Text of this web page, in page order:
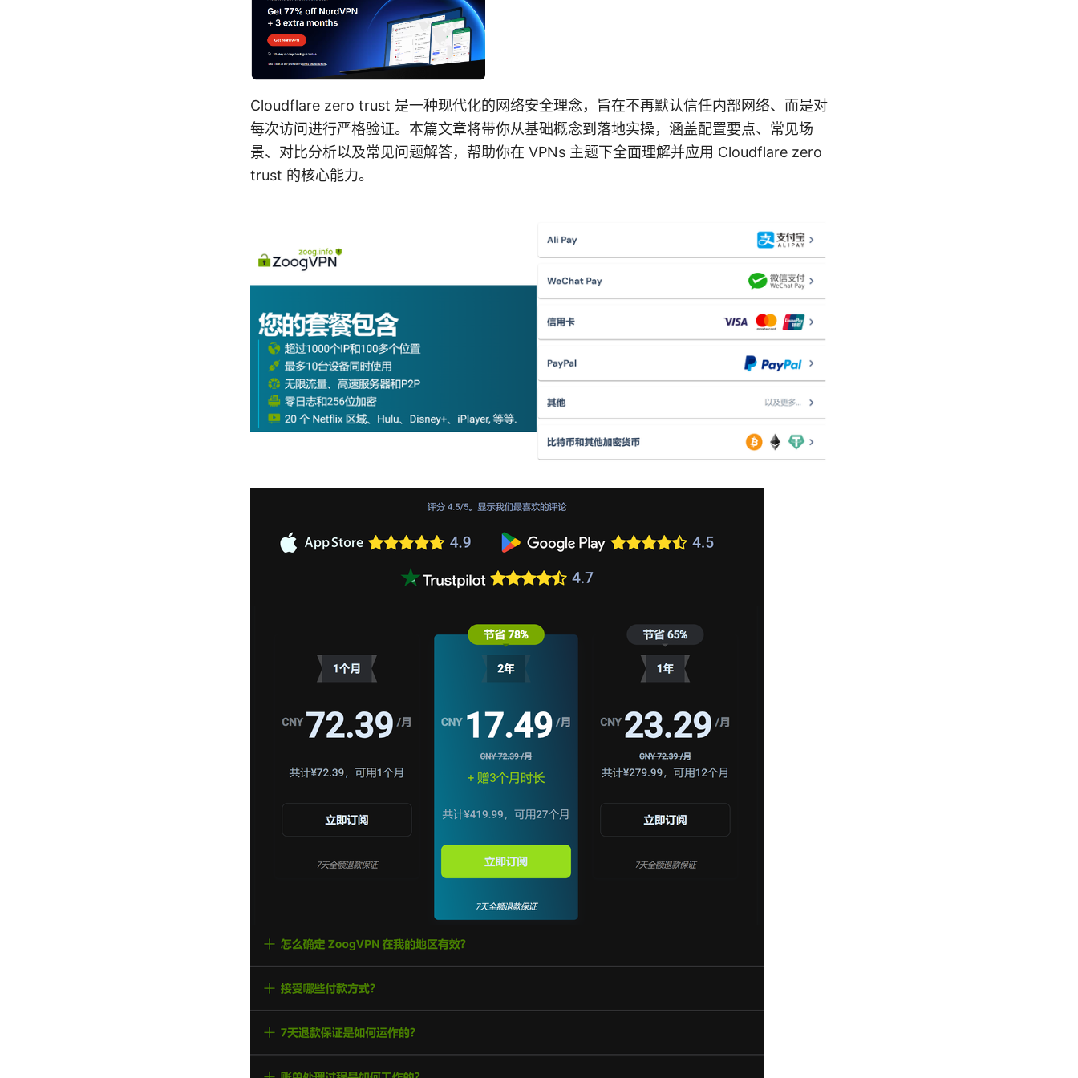
Cloudflare zero trust 是一种现代化的网络安全理念，旨在不再默认信任内部网络、而是对
每次访问进行严格验证。本篇文章将带你从基础概念到落地实操，涵盖配置要点、常见场
景、对比分析以及常见问题解答，帮助你在 VPNs 主题下全面理解并应用 Cloudflare zero
trust 的核心能力。